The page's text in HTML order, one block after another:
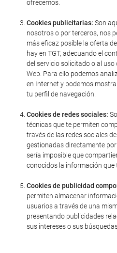
ofrecemos.
Cookies publicitarias: Son
nosotros o por terceros, nos
más eficaz posible la oferta
hay en TGT, adecuando el
del servicio solicitado o al
Web. Para ello podemos
en Internet y podemos
tu perfil de navegación.
Cookies de redes sociales:
técnicas que te permiten
través de las redes sociales
gestionadas directamente
sería imposible que
conocidos la información que
Cookies de publicidad
permiten almacenar
usuarios a través de una
presentando publicidades
sus intereses o sus